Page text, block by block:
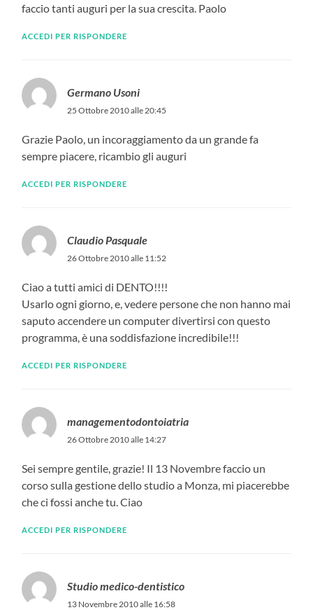
faccio tanti auguri per la sua crescita. Paolo
ACCEDI PER RISPONDERE
Germano Usoni
25 Ottobre 2010 alle 20:45
Grazie Paolo, un incoraggiamento da un grande fa
sempre piacere, ricambio gli auguri
ACCEDI PER RISPONDERE
Claudio Pasquale
26 Ottobre 2010 alle 11:52
Ciao a tutti amici di DENTO!!!!
Usarlo ogni giorno, e, vedere persone che non hanno mai
saputo accendere un computer divertirsi con questo
programma, è una soddisfazione incredibile!!!
ACCEDI PER RISPONDERE
managementodontoiatria
26 Ottobre 2010 alle 14:27
Sei sempre gentile, grazie! Il 13 Novembre faccio un
corso sulla gestione dello studio a Monza, mi piacerebbe
che ci fossi anche tu. Ciao
ACCEDI PER RISPONDERE
Studio medico-dentistico
13 Novembre 2010 alle 16:58